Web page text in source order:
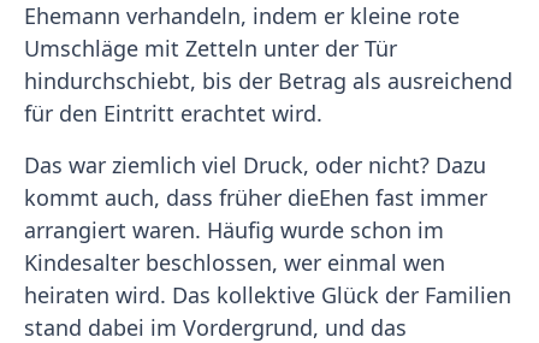
Ehemann verhandeln, indem er kleine rote
Umschläge mit Zetteln unter der Tür
hindurchschiebt, bis der Betrag als ausreichend
für den Eintritt erachtet wird.
Das war ziemlich viel Druck, oder nicht? Dazu
kommt auch, dass früher dieEhen fast immer
arrangiert waren. Häufig wurde schon im
Kindesalter beschlossen, wer einmal wen
heiraten wird. Das kollektive Glück der Familien
stand dabei im Vordergrund, und das